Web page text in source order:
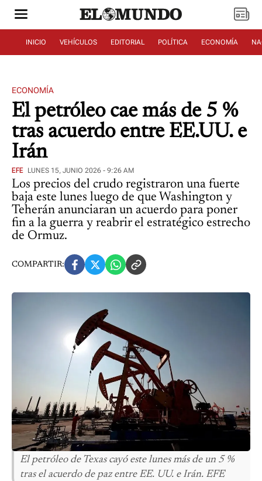
INICIO VEHÍCULOS EDITORIAL POLÍTICA ECONOMÍA
ECONOMÍA
El petróleo cae más de 5 %
tras acuerdo entre EE.UU. e
Irán
EFE LUNES 15, JUNIO 2026 - 9:26 AM
Los precios del crudo registraron una fuerte
baja este lunes luego de que Washington y
Teherán anunciaran un acuerdo para poner
fin a la guerra y reabrir el estratégico estrecho
de Ormuz.
COMPARTIR:
El petróleo de Texas cayó este lunes más de un 5 %
tras el acuerdo de paz entre EE. UU. e Irán. EFE